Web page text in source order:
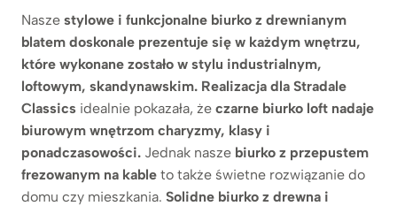
Nasze stylowe i funkcjonalne biurko z drewnianym
blatem doskonale prezentuje się w każdym wnętrzu,
które wykonane zostało w stylu industrialnym,
loftowym, skandynawskim. Realizacja dla Stradale
Classics idealnie pokazała, że czarne biurko loft nadaje
biurowym wnętrzom charyzmy, klasy i
ponadczasowości. Jednak nasze biurko z przepustem
frezowanym na kable to także świetne rozwiązanie do
domu czy mieszkania. Solidne biurko z drewna i